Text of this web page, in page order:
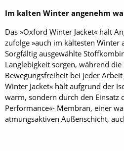
Im kalten Winter angenehm
Das »Oxford Winter Jacket« hält
zufolge »auch im kältesten Winter
Sorgfältig ausgewählte
Langlebigkeit sorgen, während
Bewegungsfreiheit bei jeder
Winter Jacket« hält aufgrund der
warm, sondern durch den Einsatz
Performance«- Membran, einer
atmungsaktiven Außenschicht,